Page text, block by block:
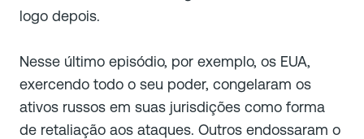
logo depois.
Nesse último episódio, por exemplo, os EUA,
exercendo todo o seu poder, congelaram os
ativos russos em suas jurisdições como forma
de retaliação aos ataques. Outros endossaram o